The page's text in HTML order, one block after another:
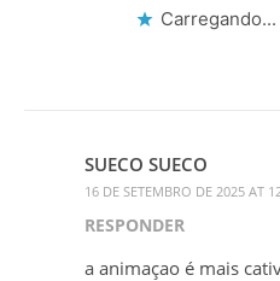
Carregando...
SUECO SUECO
16 DE SETEMBRO DE 2025 AT
RESPONDER
a animaçao é mais